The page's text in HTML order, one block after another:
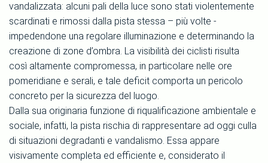
vandalizzata: alcuni pali della luce sono stati violentemente
scardinati e rimossi dalla pista stessa – più volte -
impedendone una regolare illuminazione e determinando la
creazione di zone d’ombra. La visibilità dei ciclisti risulta
così altamente compromessa, in particolare nelle ore
pomeridiane e serali, e tale deficit comporta un pericolo
concreto per la sicurezza del luogo.
Dalla sua originaria funzione di riqualificazione ambientale e
sociale, infatti, la pista rischia di rappresentare ad oggi culla
di situazioni degradanti e vandalismo. Essa appare
visivamente completa ed efficiente e, considerato il